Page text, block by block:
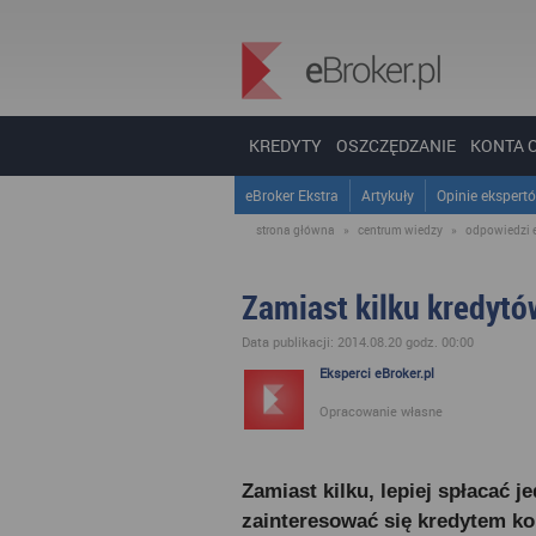
KREDYTY OSZCZĘDZANIE KONTA
eBroker Ekstra Artykuły Opinie
strona główna » centrum wiedzy » odpowiedzi
Zamiast kilku
Data publikacji: 2014.08.20 godz. 00:00
Eksperci eBroker.pl
Opracowanie własne
Zamiast kilku, lepiej spłacać
zainteresować się kredytem